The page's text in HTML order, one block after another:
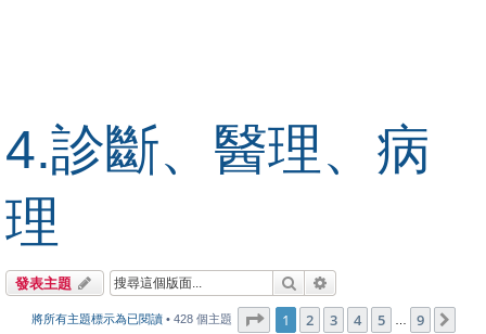
4.診斷、醫理、病
理
發表主題 搜尋
將所有主題標示為已閱讀• 428 個主題 第 1 頁 (共9 頁)
1 2 3 4 5 9